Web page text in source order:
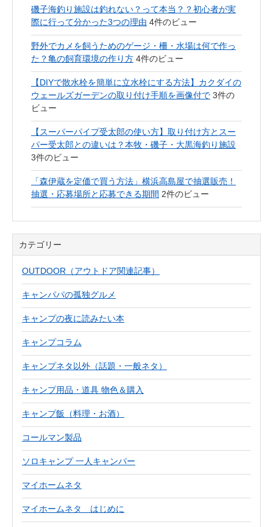
磯子海釣り施設は釣れない？って本当？？初心者が実
際に行って分かった3つの理由 4件のビュー
野外でカメを飼うためのゲージ・柵・水場は何で作っ
た？亀の飼育環境の作り方 4件のビュー
【DIYで散水栓を簡単に立水栓にする方法】カクダイの
ウェールズガーデンの取り付け手順を画像付で 3件の
ビュー
【スーパーパイプ受太郎の使い方】取り付け方とスー
パー受太郎との違いは？本牧・磯子・大黒海釣り施設
3件のビュー
「森伊蔵を定価で買う方法」横浜高島屋で抽選販売！
抽選・応募場所と応募できる期間 2件のビュー
カテゴリー
OUTDOOR（アウトドア関連記事）
キャンパパの孤独グルメ
キャンプの夜に読みたい本
キャンプコラム
キャンプネタ以外（話題・一般ネタ）
キャンプ用品・道具 物色＆購入
キャンプ飯（料理・お酒）
コールマン製品
ソロキャンプ 一人キャンパー
マイホームネタ
マイホームネタ はじめに